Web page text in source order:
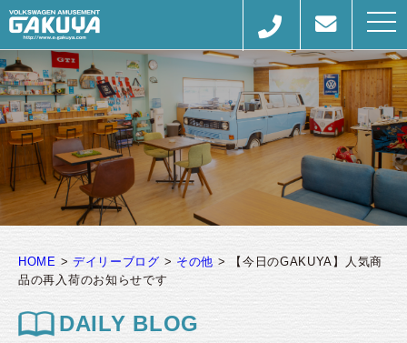
HOME > デイリーブログ > その他 >
【今日のGAKUYA】人気商
品の再入荷のお知らせです
DAILY BLOG